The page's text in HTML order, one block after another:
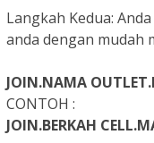
Langkah Kedua:
anda dengan mudah
JOIN.NAMA
CONTOH :
JOIN.BERKAH